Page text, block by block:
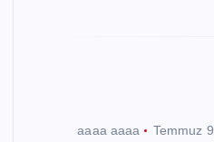
aaaa aaaa Temmuz